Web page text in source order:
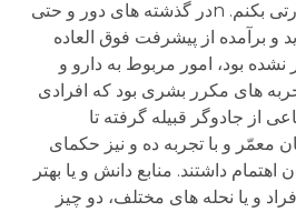
به تفاوت های این دو اشارتی بکنم. nدر گذشته های دور و حتی
و برآمده از پیشرفت فوق العاده
بود، امور مربوط به دارو و
های مکرر بشری بود که افرادی
از جادوگر قبیله گرفته تا
معمّر و با تجربه ده و نیز حکمای
داشتند. منابع دانش و یا بهتر
و یا نحله های مختلف، دو چیز